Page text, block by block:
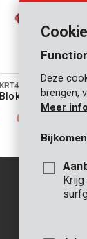
KRT454003
Blokschaaf
Deze
brengen,
Meer info